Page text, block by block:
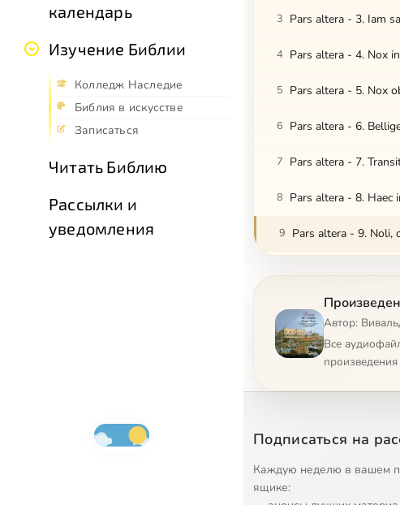
календарь
Изучение Библии
Колледж Наследие
Библия в искусстве
Записаться
Читать Библию
Рассылки и
уведомления
3 Pars altera - 3. Iam
4 Pars altera - 4. Nox
5 Pars altera - 5. Nox
6 Pars altera - 6.
7 Pars altera - 7.
8 Pars altera - 8. Haec
9 Pars altera - 9. Noli,
Pars altera - 11.
12 Pars altera - 12.
15 Pars altera - 15.
16 Pars altera - 16.
Автор:
Все
произведения
Подписаться на
Каждую неделю в вашем
ящике: